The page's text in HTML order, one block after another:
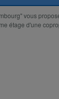
vous
étage d'une